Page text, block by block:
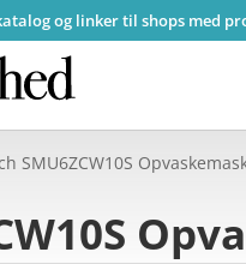
og linker til shops med
SMU6ZCW10S